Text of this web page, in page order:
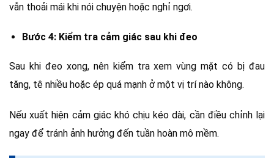
vẫn thoải mái khi nói chuyện hoặc nghỉ ngơi.
Bước 4: Kiểm tra cảm giác sau khi đeo
Sau khi đeo xong, nên kiểm tra xem vùng mặt có bị đau
tăng, tê nhiều hoặc ép quá mạnh ở một vị trí nào không.
Nếu xuất hiện cảm giác khó chịu kéo dài, cần điều chỉnh lại
ngay để tránh ảnh hưởng đến tuần hoàn mô mềm.